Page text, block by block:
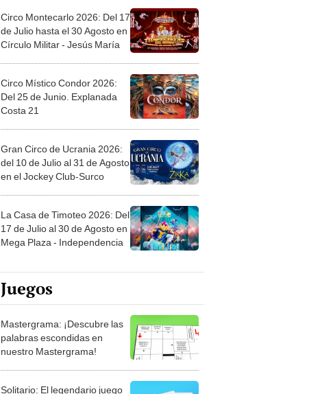
Circo Montecarlo 2026: Del 17
de Julio hasta el 30 Agosto en
Círculo Militar - Jesús María
Circo Místico Condor 2026:
Del 25 de Junio. Explanada
Costa 21
Gran Circo de Ucrania 2026:
del 10 de Julio al 31 de Agosto
en el Jockey Club-Surco
La Casa de Timoteo 2026: Del
17 de Julio al 30 de Agosto en
Mega Plaza - Independencia
Juegos
Mastergrama: ¡Descubre las
palabras escondidas en
nuestro Mastergrama!
Solitario: El legendario juego